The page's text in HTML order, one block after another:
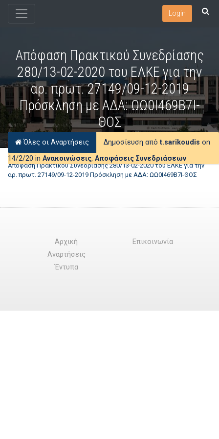
Login
Απόφαση Πρακτικού Συνεδρίασης
280/13-02-2020 του ΕΛΚΕ για την
αρ. πρωτ. 27149/09-12-2019
Πρόσκληση με ΑΔΑ: ΩΩ0Ι469Β7Ι-
ΘΟΣ
Όλες οι Αναρτήσεις Δημοσίευση απόt.sarikoudis on
14/2/20 in Ανακοινώσεις, Αποφάσεις Συνεδριάσεων
Απόφαση Πρακτικού Συνεδρίασης 280/13-02-2020 του ΕΛΚΕ για την
αρ. πρωτ. 27149/09-12-2019 Πρόσκληση με ΑΔΑ: ΩΩ0Ι469Β7Ι-ΘΟΣ
Αρχική
Αναρτήσεις
Έντυπα
Επικοινωνία